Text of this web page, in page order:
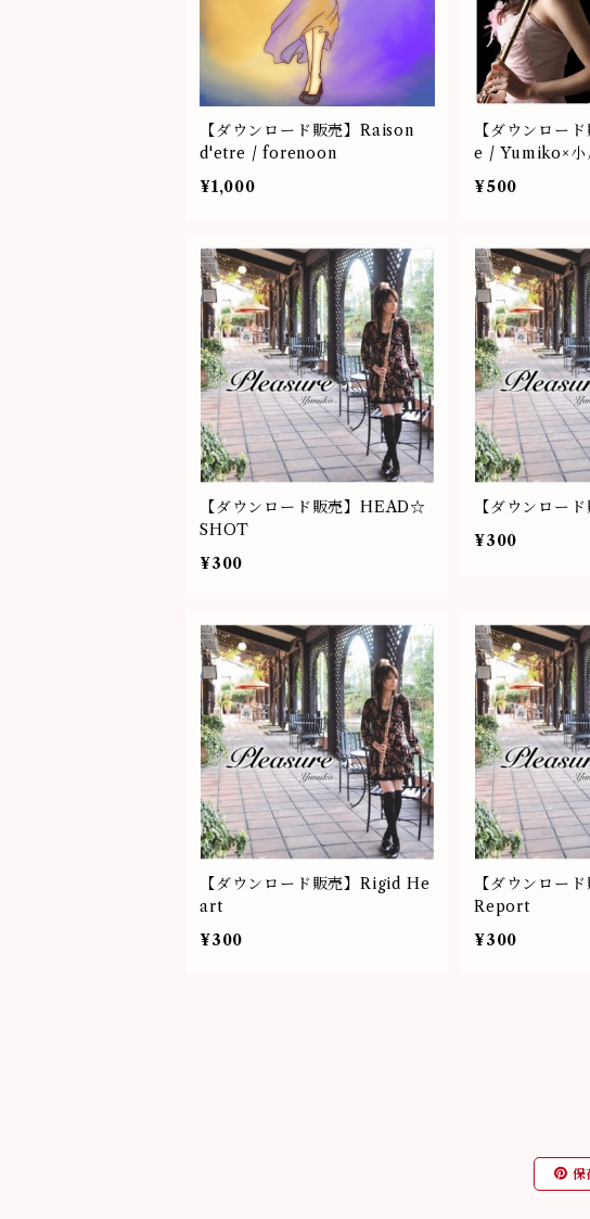
【ダウンロード販売】Raison
d'etre / forenoon
¥1,000
【ダウンロー
e / Yumiko×小
¥500
【ダウンロード販売】HEAD☆
SHOT
¥300
【ダウンロー
¥300
【ダウンロード販売】Rigid He
art
¥300
【ダウンロー
Report
¥300
保